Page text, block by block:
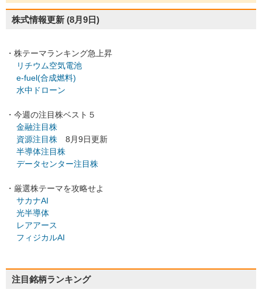
株式情報更新 (8月9日)
・株テーマランキング急上昇
リチウム空気電池
e-fuel(合成燃料)
水中ドローン
・今週の注目株ベスト５
金融注目株
資源注目株 8月9日更新
半導体注目株
データセンター注目株
・厳選株テーマを攻略せよ
サカナAI
光半導体
レアアース
フィジカルAI
注目銘柄ランキング